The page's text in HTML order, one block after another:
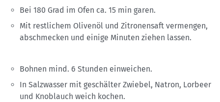
Bei 180 Grad im Ofen ca. 15 min garen.
Mit restlichem Olivenöl und Zitronensaft vermengen,
abschmecken und einige Minuten ziehen lassen.
Bohnen mind. 6 Stunden einweichen.
In Salzwasser mit geschälter Zwiebel, Natron, Lorbeer
und Knoblauch weich kochen.